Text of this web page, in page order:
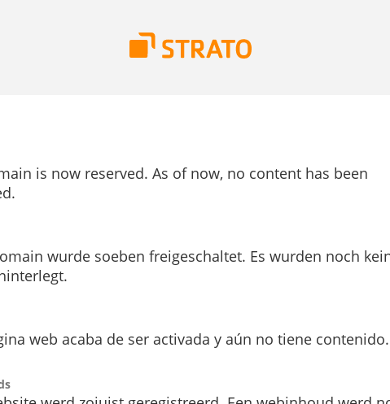
is now reserved. As of now, no content has been
wurde soeben freigeschaltet. Es wurden noch
web acaba de ser activada y aún no tiene contenido.